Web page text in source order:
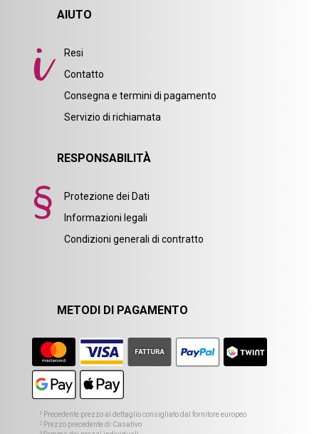
AIUTO
Resi
Contatto
Consegna e termini di pagamento
Servizio di richiamata
RESPONSABILITÀ
Protezione dei Dati
Informazioni legali
Condizioni generali di contratto
METODI DI PAGAMENTO
1 Precedente prezzo al dettaglio consigliato dal fornitore europeo
2 Prezzo precedente di Casativo
3